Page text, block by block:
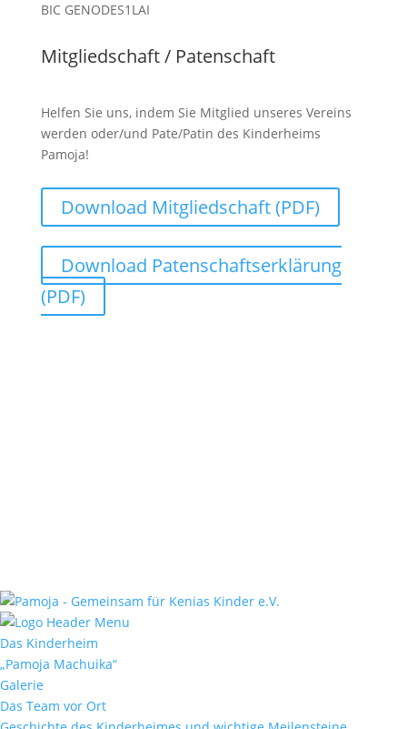
BIC GENODES1LAI
Mitgliedschaft / Patenschaft
Helfen Sie uns, indem Sie Mitglied unseres Vereins
werden oder/und Pate/Patin des Kinderheims
Pamoja!
Download Mitgliedschaft (PDF)
Download Patenschaftserklärung
(PDF)
Das Kinderheim
„Pamoja Machuika“
Galerie
Das Team vor Ort